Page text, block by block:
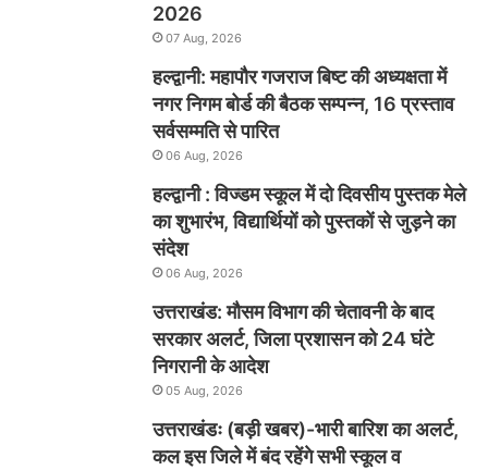
2026
07 Aug, 2026
हल्द्वानी: महापौर गजराज बिष्ट की अध्यक्षता में
नगर निगम बोर्ड की बैठक सम्पन्न, 16 प्रस्ताव
सर्वसम्मति से पारित
06 Aug, 2026
हल्द्वानी : विज्डम स्कूल में दो दिवसीय पुस्तक मेले
का शुभारंभ, विद्यार्थियों को पुस्तकों से जुड़ने का
संदेश
06 Aug, 2026
उत्तराखंड: मौसम विभाग की चेतावनी के बाद
सरकार अलर्ट, जिला प्रशासन को 24 घंटे
निगरानी के आदेश
05 Aug, 2026
उत्तराखंडः (बड़ी खबर)-भारी बारिश का अलर्ट,
कल इस जिले में बंद रहेंगे सभी स्कूल व